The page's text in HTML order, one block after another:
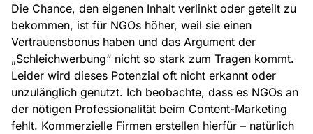
Die Chance, den eigenen Inhalt verlinkt oder geteilt zu
bekommen, ist für NGOs höher, weil sie einen
Vertrauensbonus haben und das Argument der
„Schleichwerbung“ nicht so stark zum Tragen kommt.
Leider wird dieses Potenzial oft nicht erkannt oder
unzulänglich genutzt. Ich beobachte, dass es NGOs an
der nötigen Professionalität beim Content-Marketing
fehlt. Kommerzielle Firmen erstellen hierfür – natürlich